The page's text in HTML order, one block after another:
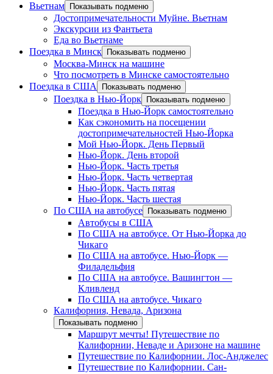
Вьетнам Показывать подменю
Достопримечательности Муйне. Вьетнам
Экскурсии из Фантьета
Еда во Вьетнаме
Поездка в Минск
Показывать подменю
Москва-Минск на машине
Что посмотреть в Минске самостоятельно
Поездка в США
Показывать подменю
Поездка в Нью-Йорк Показывать подменю
Поездка в Нью-Йорк самостоятельно
Как сэкономить на посещении
достопримечательностей Нью-Йорка
Мой Нью-Йорк. День Первый
Нью-Йорк. День второй
Нью-Йорк. Часть третья
Нью-Йорк. Часть четвертая
Нью-Йорк. Часть пятая
Нью-Йорк. Часть шестая
По США на автобусе
Показывать подменю
Автобусы в США
По США на автобусе. От Нью-Йорка до
Чикаго
По США на автобусе. Нью-Йорк —
Филадельфия
По США на автобусе. Вашингтон —
Кливленд
По США на автобусе. Чикаго
Калифорния, Невада, Аризона
Показывать подменю
Маршрут мечты! Путешествие по
Калифорнии, Неваде и Аризоне на машине
Путешествие по Калифорнии. Лос-Анджелес
Путешествие по Калифорнии. Сан-